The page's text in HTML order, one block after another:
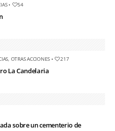
• 54
OTRAS ACCIONES • 217
La Candelaria
sobre un cementerio de